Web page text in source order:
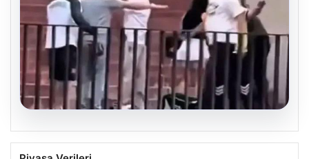
05.08.2026
Torreira’ya saldırmıştı! O kişi için